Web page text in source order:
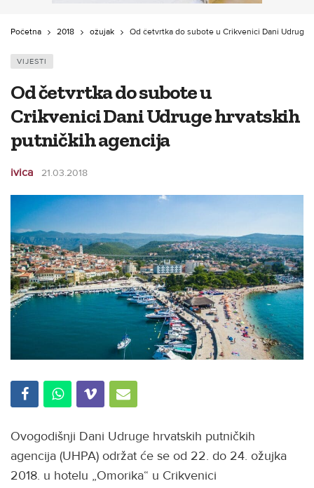
Početna 2018 ožujak Od četvrtka do subote u Crikvenici Dani Udruge
VIJESTI
Od četvrtka do subote u
Crikvenici Dani Udruge hrvatskih
putničkih agencija
ivica 21.03.2018
Ovogodišnji Dani Udruge hrvatskih putničkih
agencija (UHPA) održat će se od 22. do 24. ožujka
2018. u hotelu „Omorika“ u Crikvenici